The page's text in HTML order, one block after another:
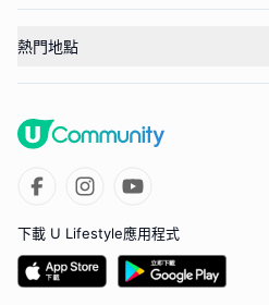
熱門地點
下載 U Lifestyle應用程式